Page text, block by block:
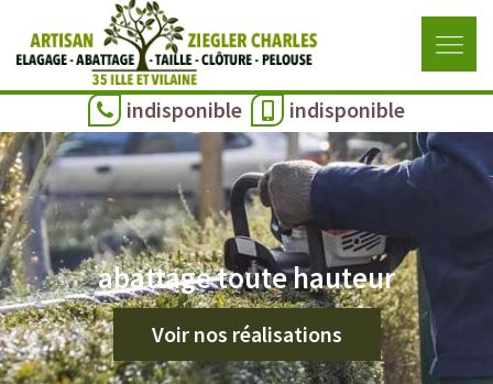
indisponible indisponible
abattage toute hauteur
Voir nos réalisations